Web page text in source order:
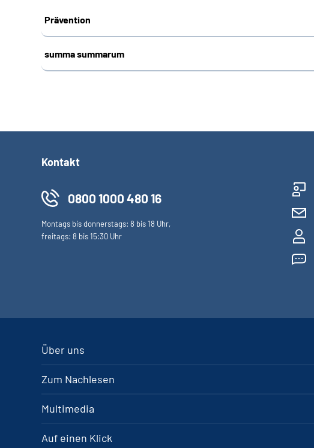
Prävention
summa summarum
Kontakt
0800 1000 480 16
Montags bis donnerstags: 8 bis 18 Uhr,
freitags: 8 bis 15:30 Uhr
Über uns
Zum Nachlesen
Multimedia
Auf einen Klick